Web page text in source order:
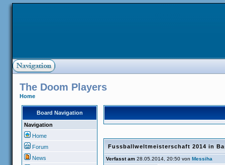
The Doom Players
Home
Board Navigation
Navigation
Home
Forum
News
Fussballweltmeisterschaft 2014 in
Verfasst am 28.05.2014, 20:50 von Messiha